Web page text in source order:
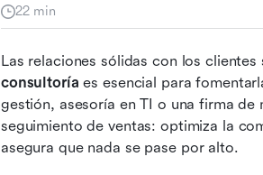
22 min
Las relaciones sólidas con los
consultoría es esencial para
gestión, asesoría en TI o una firma
seguimiento de ventas: optimiza la
asegura que nada se pase por alto.